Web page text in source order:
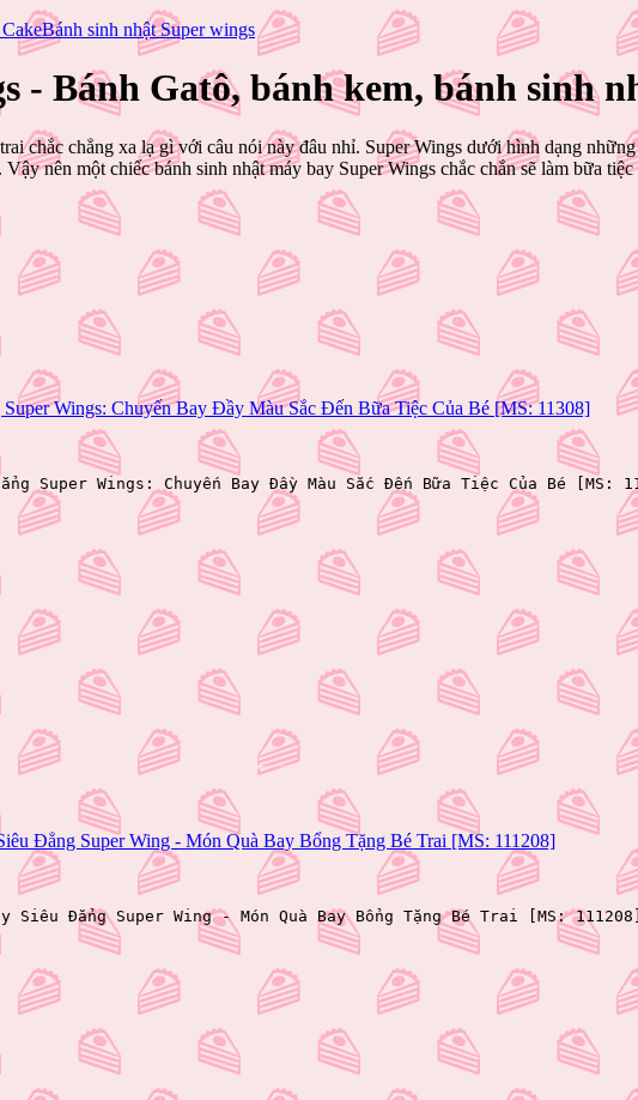
Bánh sinh nhật Super wings
- Bánh Gatô, bánh kem, bánh sinh
chắc chẳng xa lạ gì với câu nói này đâu nhỉ. Super Wings dưới hình dạng
nên một chiếc bánh sinh nhật máy bay Super Wings chắc chắn sẽ làm bữa
Wings: Chuyến Bay Đầy Màu Sắc Đến Bữa Tiệc Của Bé [MS: 11308]
Super Wings: Chuyến Bay Đầy Màu Sắc Đến Bữa Tiệc Của Bé [MS:
Đẳng Super Wing - Món Quà Bay Bổng Tặng Bé Trai [MS: 111208]
Siêu Đẳng Super Wing - Món Quà Bay Bổng Tặng Bé Trai [MS: 111208]